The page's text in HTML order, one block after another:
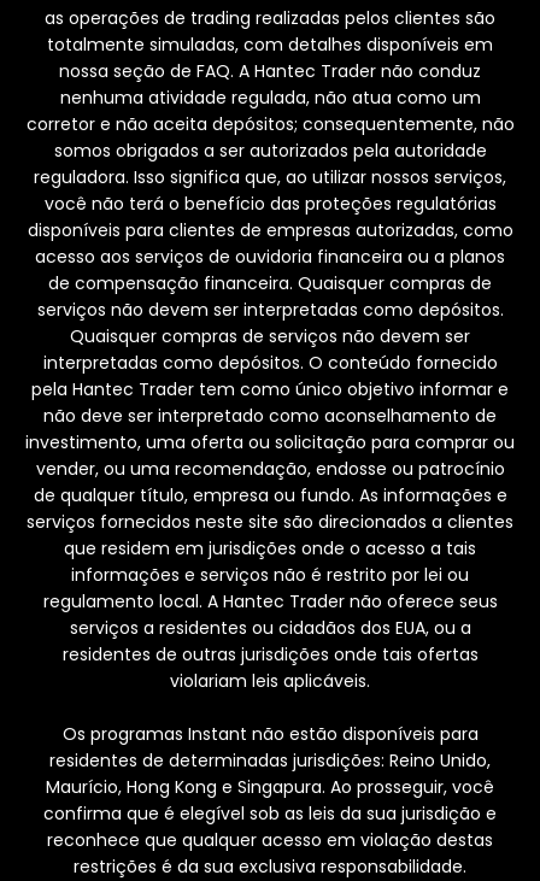
as operações de trading realizadas pelos clientes são
totalmente simuladas, com detalhes disponíveis em
nossa seção de FAQ. A Hantec Trader não conduz
nenhuma atividade regulada, não atua como um
corretor e não aceita depósitos; consequentemente, não
somos obrigados a ser autorizados pela autoridade
reguladora. Isso significa que, ao utilizar nossos serviços,
você não terá o benefício das proteções regulatórias
disponíveis para clientes de empresas autorizadas, como
acesso aos serviços de ouvidoria financeira ou a planos
de compensação financeira. Quaisquer compras de
serviços não devem ser interpretadas como depósitos.
Quaisquer compras de serviços não devem ser
interpretadas como depósitos. O conteúdo fornecido
pela Hantec Trader tem como único objetivo informar e
não deve ser interpretado como aconselhamento de
investimento, uma oferta ou solicitação para comprar ou
vender, ou uma recomendação, endosse ou patrocínio
de qualquer título, empresa ou fundo. As informações e
serviços fornecidos neste site são direcionados a clientes
que residem em jurisdições onde o acesso a tais
informações e serviços não é restrito por lei ou
regulamento local. A Hantec Trader não oferece seus
serviços a residentes ou cidadãos dos EUA, ou a
residentes de outras jurisdições onde tais ofertas
violariam leis aplicáveis.
Os programas Instant não estão disponíveis para
residentes de determinadas jurisdições: Reino Unido,
Maurício, Hong Kong e Singapura. Ao prosseguir, você
confirma que é elegível sob as leis da sua jurisdição e
reconhece que qualquer acesso em violação destas
restrições é da sua exclusiva responsabilidade.